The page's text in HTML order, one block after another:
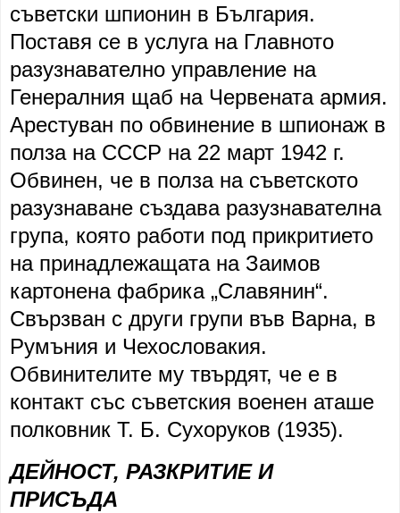
съветски шпионин в България.
Поставя се в услуга на Главното
разузнавателно управление на
Генералния щаб на Червената армия.
Арестуван по обвинение в шпионаж в
полза на СССР на 22 март 1942 г.
Обвинен, че в полза на съветското
разузнаване създава разузнавателна
група, която работи под прикритието
на принадлежащата на Заимов
картонена фабрика „Славянин“.
Свързван с други групи във Варна, в
Румъния и Чехословакия.
Обвинителите му твърдят, че е в
контакт със съветския военен аташе
полковник T. Б. Сухоруков (1935).
ДЕЙНОСТ, РАЗКРИТИЕ И
ПРИСЪДА